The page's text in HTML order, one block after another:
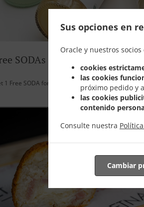
Sus opciones en
Oracle y nuestros
cookies
las cookies
próximo pedido y
las cookies
contenido
Consulte nuestra
Cambiar
SODAs
1 Free SODA for over 30 EUR spent